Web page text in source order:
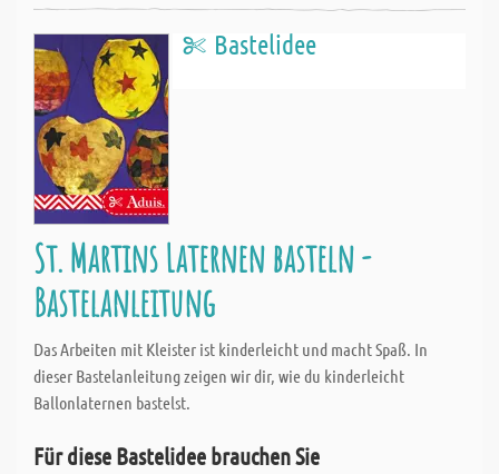
Bastelidee
St. Martins Laternen basteln -
Bastelanleitung
Das Arbeiten mit Kleister ist kinderleicht und macht Spaß. In
dieser Bastelanleitung zeigen wir dir, wie du kinderleicht
Ballonlaternen bastelst.
Für diese Bastelidee brauchen Sie